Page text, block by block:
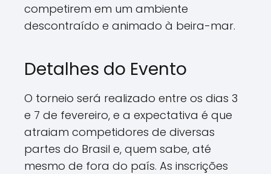
competirem em um ambiente
descontraído e animado à beira-mar.
Detalhes do Evento
O torneio será realizado entre os dias 3
e 7 de fevereiro, e a expectativa é que
atraiam competidores de diversas
partes do Brasil e, quem sabe, até
mesmo de fora do país. As inscrições